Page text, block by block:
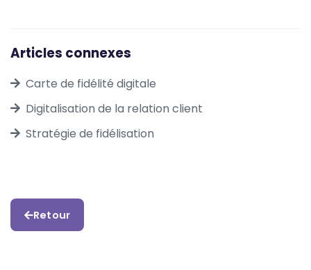
Articles connexes
Carte de fidélité digitale
Digitalisation de la relation client
Stratégie de fidélisation
Retour